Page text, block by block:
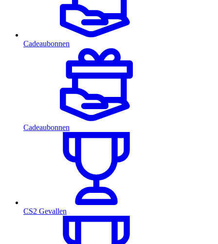
Cadeaubonnen
Cadeaubonnen
CS2 Gevallen